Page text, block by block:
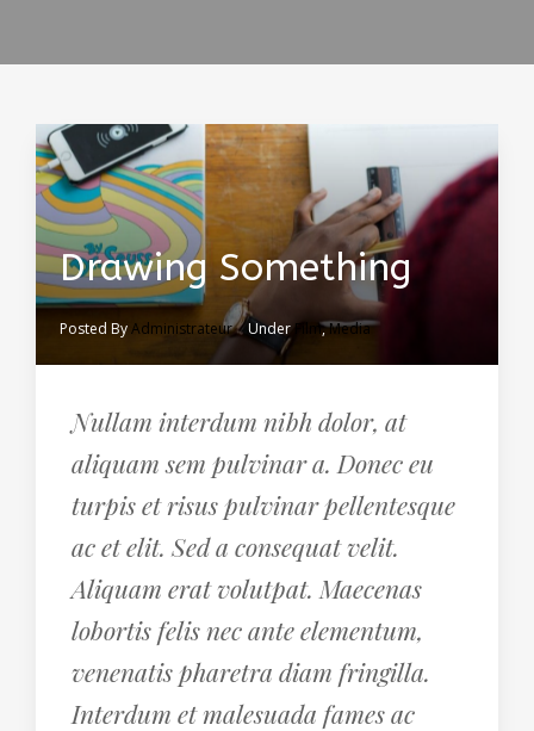
Drawing Something
Posted ByAdministrateur UnderFilm,Media
Nullam interdum nibh dolor, at
aliquam sem pulvinar a. Donec eu
turpis et risus pulvinar pellentesque
ac et elit. Sed a consequat velit.
Aliquam erat volutpat. Maecenas
lobortis felis nec ante elementum,
venenatis pharetra diam fringilla.
Interdum et malesuada fames ac